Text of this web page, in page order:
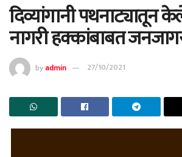
दिव्यांगानी पथनाट्यातून
नागरी हक्कांबाबत
byadmin 27/10/2021